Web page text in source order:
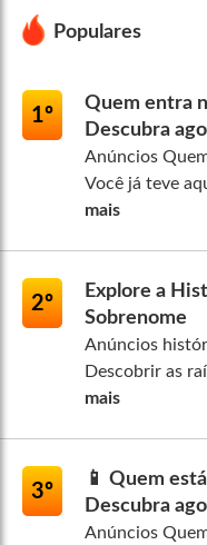
Populares
1º
Quem entra
Descubra
Anúncios
Você já teve
mais
2º
Explore a
Sobrenome
Anúncios
Descobrir as
mais
3º
📱 Quem
Descubra
Anúncios